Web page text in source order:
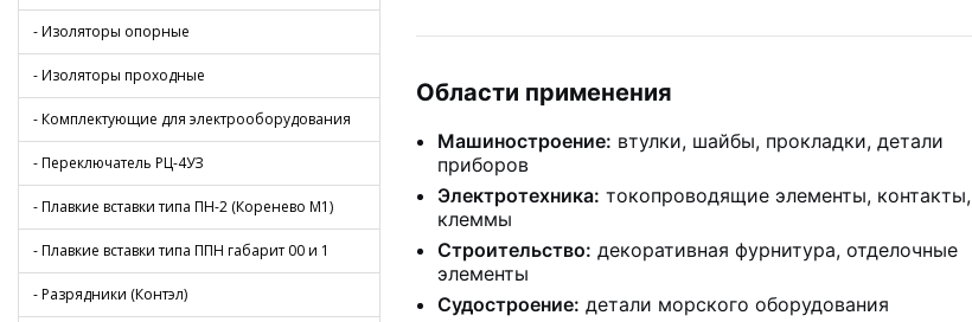
- Изоляторы опорные
- Изоляторы проходные
- Комплектующие для электрооборудования
- Переключатель РЦ-4УЗ
- Плавкие вставки типа ПН-2 (Коренево М1)
- Плавкие вставки типа ППН габарит 00 и 1
- Разрядники (Контэл)
Области применения
Машиностроение: втулки, шайбы, прокладки, детали
приборов
Электротехника: токопроводящие элементы, контакты,
клеммы
Строительство: декоративная фурнитура, отделочные
элементы
Судостроение: детали морского оборудования